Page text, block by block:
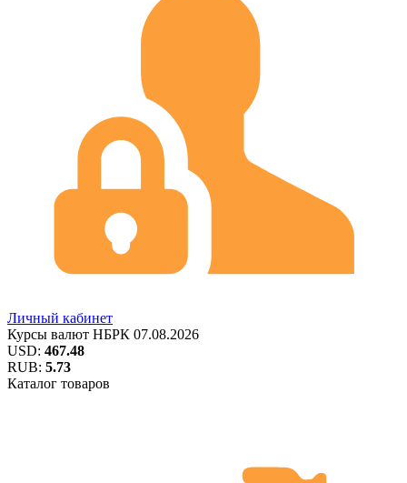
Личный кабинет
Курсы валют НБРК 07.08.2026
USD: 467.48
RUB: 5.73
Каталог товаров